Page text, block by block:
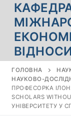
ГОЛОВНА
НАУКОВО-
ПРОФЕСОРКА
SCHOLARS
УНІВЕРСИТЕТУ У